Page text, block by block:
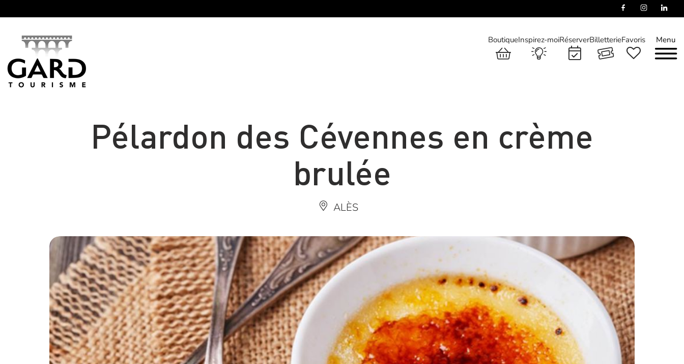
Menu
BoutiqueInspirez-moiRéserverBilletterieFavoris
Pélardon des Cévennes en crème
brulée
ALÈS